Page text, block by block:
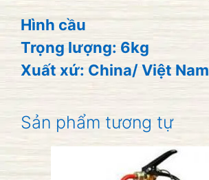
Hình cầu
Trọng lượng: 6kg
Xuất xứ: China/ Việt Nam
Sản phẩm tương tự